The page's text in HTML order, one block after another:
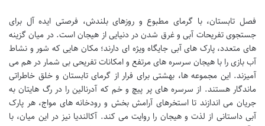
فصل تابستان، با گرمای مطبوع و روزهای بلندش، فرصتی ایده آل برای
جستجوی تفریحات آبی و غرق شدن در دنیایی از هیجان است. در میان گزینه
های متعدد، پارک های آبی جایگاه ویژه ای دارند؛ مکان هایی که شور و نشاط
آب بازی را با هیجان سرسره های مرتفع و امکانات تفریحی بی شمار در هم می
آمیزند. این مجموعه ها، بهشتی برای فرار از گرمای تابستان و خلق خاطراتی
ماندگار هستند. از سرسره های پر پیچ و خم که آدرنالین را در رگ هایتان به
جریان می اندازند تا استخرهای آرامش بخش و رودخانه های مواج، هر پارک
آبی داستانی از لذت و هیجان را روایت می کند. آکالندیا نیز در این میان، با